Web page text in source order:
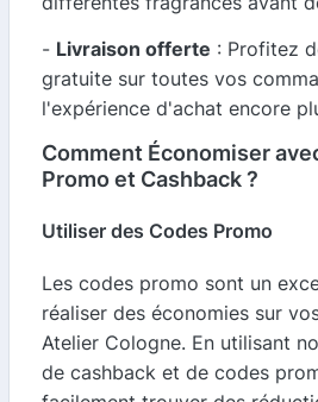
- Livraison offerte : Profitez
gratuite sur toutes vos
l'expérience d'achat encore
Comment Économiser
Promo et Cashback ?
Utiliser des Codes Promo
Les codes promo sont un
réaliser des économies sur
Atelier Cologne. En utilisant
de cashback et de codes